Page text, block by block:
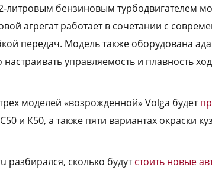
бензиновым турбодвигателем
агрегат работает в сочетании с
передач. Модель также оборудована
управляемость и плавность
моделей «возрожденной» Volga будет
и К50, а также пяти вариантах окраски
разбирался, сколько будутстоить новые